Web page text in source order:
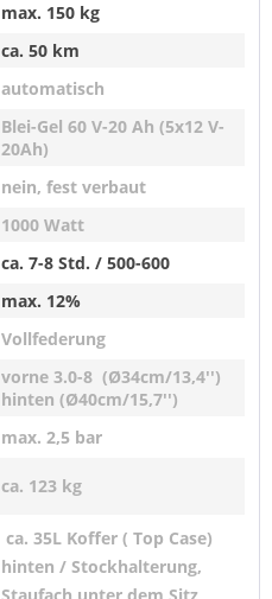
max. 150 kg
ca. 50 km
automatisch
Blei-Gel 60 V-20 Ah (5x12 V-
20Ah)
nein, fest verbaut
1000 Watt
ca. 7-8 Std. / 500-600
max. 12%
Vollfederung
vorne 3.0-8 (Ø34cm/13,4'')
hinten (Ø40cm/15,7'')
max. 2,5 bar
ca. 123 kg
ca. 35L Koffer ( Top Case)
hinten / Stockhalterung,